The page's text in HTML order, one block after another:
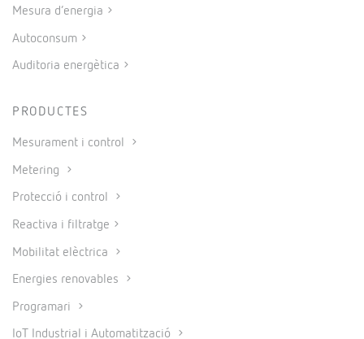
Mesura d’energia
Autoconsum
Auditoria energètica
PRODUCTES
Mesurament i control
Metering
Protecció i control
Reactiva i filtratge
Mobilitat elèctrica
Energies renovables
Programari
IoT Industrial i Automatització